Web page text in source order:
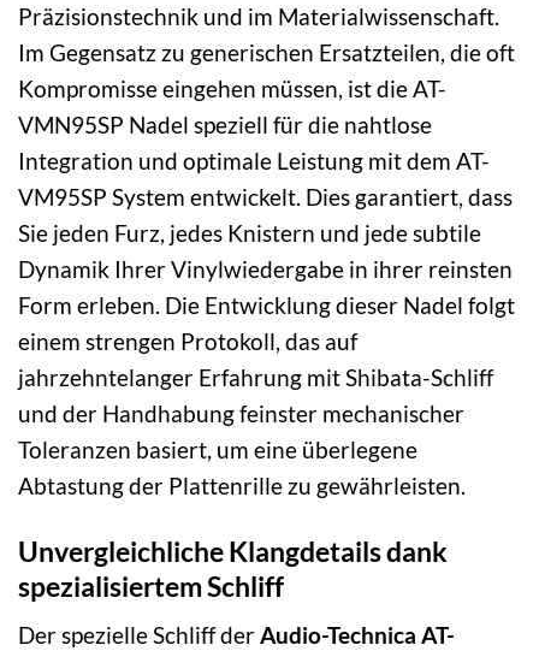
Präzisionstechnik und im Materialwissenschaft.
Im Gegensatz zu generischen Ersatzteilen, die oft
Kompromisse eingehen müssen, ist die AT-
VMN95SP Nadel speziell für die nahtlose
Integration und optimale Leistung mit dem AT-
VM95SP System entwickelt. Dies garantiert, dass
Sie jeden Furz, jedes Knistern und jede subtile
Dynamik Ihrer Vinylwiedergabe in ihrer reinsten
Form erleben. Die Entwicklung dieser Nadel folgt
einem strengen Protokoll, das auf
jahrzehntelanger Erfahrung mit Shibata-Schliff
und der Handhabung feinster mechanischer
Toleranzen basiert, um eine überlegene
Abtastung der Plattenrille zu gewährleisten.
Unvergleichliche Klangdetails dank
spezialisiertem Schliff
Der spezielle Schliff derAudio-Technica AT-